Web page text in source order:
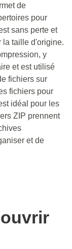
de
pour
sans perte et
la taille d'origine.
y
et est utilisé
fichiers sur
fichiers pour
idéal pour les
ZIP prennent
et de